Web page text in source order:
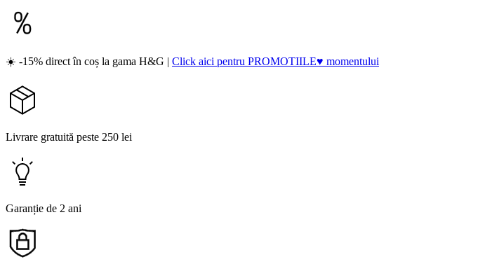
☀️ -15% direct în coș la gama H&G | Click aici pentru PROMOTIILE♥ momentului
Livrare gratuită peste 250 lei
Garanție de 2 ani